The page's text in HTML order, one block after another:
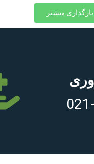
بارگذاری بیشتر